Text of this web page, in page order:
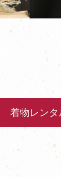
着物レン